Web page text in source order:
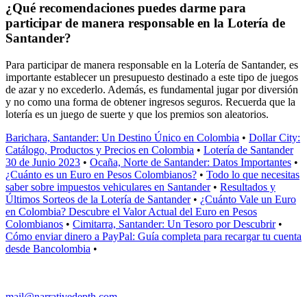
¿Qué recomendaciones puedes darme para
participar de manera responsable en la Lotería de
Santander?
Para participar de manera responsable en la Lotería de Santander, es
importante establecer un presupuesto destinado a este tipo de juegos
de azar y no excederlo. Además, es fundamental jugar por diversión
y no como una forma de obtener ingresos seguros. Recuerda que la
lotería es un juego de suerte y que los premios son aleatorios.
Barichara, Santander: Un Destino Único en Colombia • Dollar City:
Catálogo, Productos y Precios en Colombia • Lotería de Santander
30 de Junio 2023 • Ocaña, Norte de Santander: Datos Importantes •
¿Cuánto es un Euro en Pesos Colombianos? • Todo lo que necesitas
saber sobre impuestos vehiculares en Santander• Resultados y
Últimos Sorteos de la Lotería de Santander• ¿Cuánto Vale un Euro
en Colombia? Descubre el Valor Actual del Euro en Pesos
Colombianos • Cimitarra, Santander: Un Tesoro por Descubrir•
Cómo enviar dinero a PayPal: Guía completa para recargar tu cuenta
desde Bancolombia •